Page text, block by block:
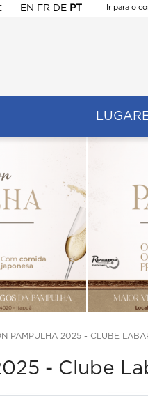
EN FR DE PT
Ir para o
PAMPULHA 2025 - CLUBE
- Clube